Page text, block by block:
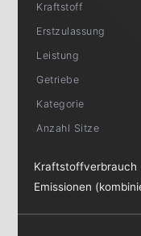
Kraftstoff
Erstzulassung
Leistung
Getriebe
Kategorie
Anzahl Sitze
Kraftstoffverbrauch
Emissionen